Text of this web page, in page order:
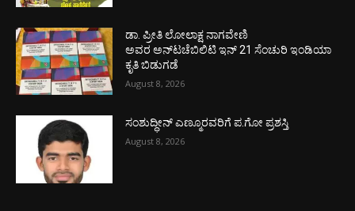
ಡಾ. ಪ್ರೀತಿ ಲೋಲಾಕ್ಷ ನಾಗವೇಣಿ
ಅವರ ಅನ್‌ಟಚೆಬಿಲಿಟಿ ಇನ್ 21 ಸೆಂಚುರಿ ಇಂಡಿಯಾ
ಕೃತಿ ಬಿಡುಗಡೆ
August 8, 2026
ಸಂಶುದ್ಧೀನ್ ಎಣ್ಮೂರವರಿಗೆ ಪ.ಗೋ ಪ್ರಶಸ್ತಿ
August 8, 2026